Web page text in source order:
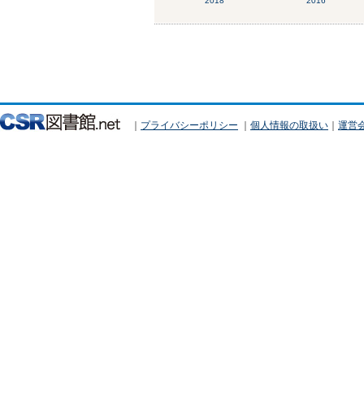
｜ プライバシーポリシー ｜ 個人情報の取扱い ｜ 運営